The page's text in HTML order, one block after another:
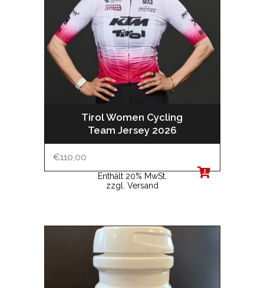
Tirol Women Cycling
Team Jersey 2026
€110,00
Enthält 20% MwSt.
zzgl. Versand